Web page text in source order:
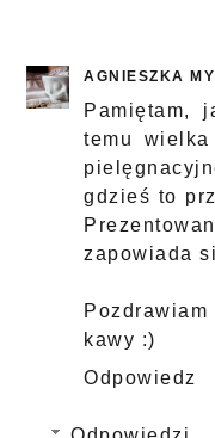
AGNIESZKA
Pamiętam,
temu wielka
gdzieś to
zapowiada
kawy :)
Odpowiedz